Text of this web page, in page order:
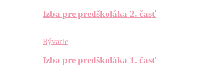
Izba pre predškoláka 2. časť
Bývanie
Izba pre predškoláka 1. časť